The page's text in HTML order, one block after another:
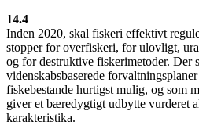
14.4
Inden 2020, skal fiskeri effektivt
stopper for overfiskeri, for ulovligt,
og for destruktive fiskerimetoder. Der
videnskabsbaserede
fiskebestande hurtigst mulig, og som
giver et bæredygtigt udbytte vurderet
karakteristika.